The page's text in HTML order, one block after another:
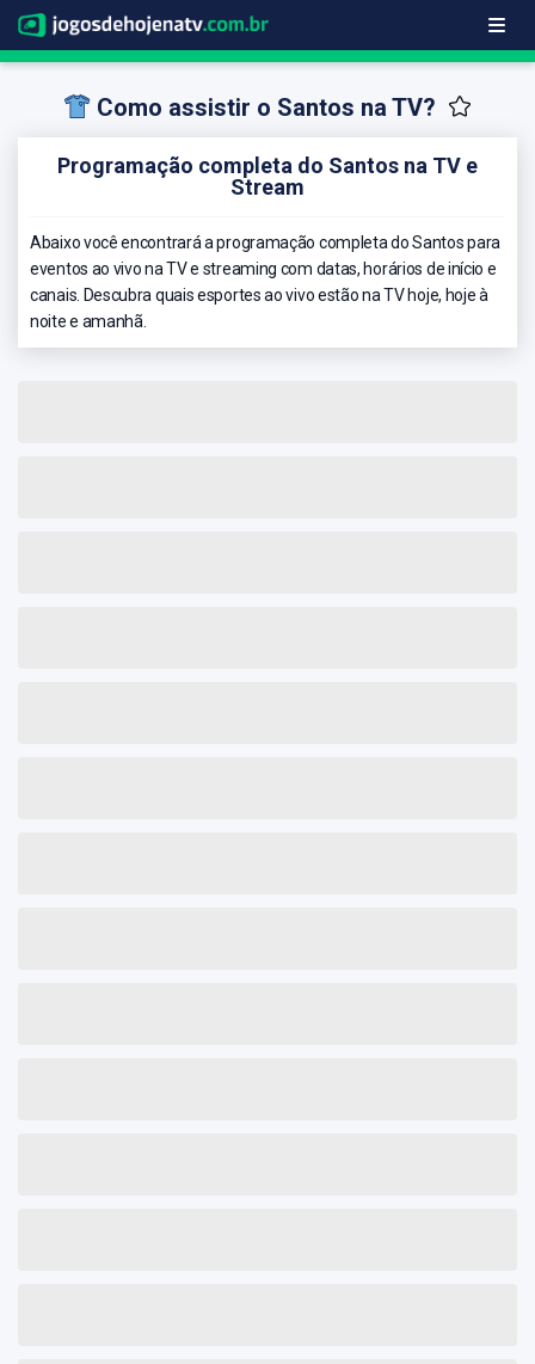
Como assistir o Santos na TV?
Programação completa do Santos na TV e
Stream
Abaixo você encontrará a programação completa do Santos para
eventos ao vivo na TV e streaming com datas, horários de início e
canais. Descubra quais esportes ao vivo estão na TV hoje, hoje à
noite e amanhã.